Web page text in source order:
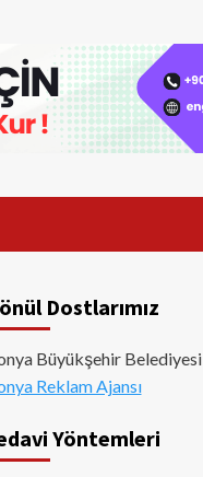
Dostlarımız
Büyükşehir Belediyesi
Reklam Ajansı
Yöntemleri